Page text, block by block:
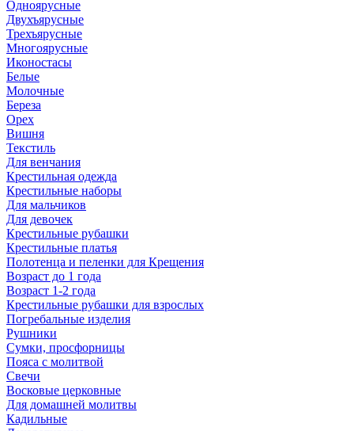
Одноярусные
Двухъярусные
Трехъярусные
Многоярусные
Иконостасы
Белые
Молочные
Береза
Орех
Вишня
Текстиль
Для венчания
Крестильная одежда
Крестильные наборы
Для мальчиков
Для девочек
Крестильные рубашки
Крестильные платья
Полотенца и пеленки для Крещения
Возраст до 1 года
Возраст 1-2 года
Крестильные рубашки для взрослых
Погребальные изделия
Рушники
Сумки, просфорницы
Пояса с молитвой
Свечи
Восковые церковные
Для домашней молитвы
Кадильные